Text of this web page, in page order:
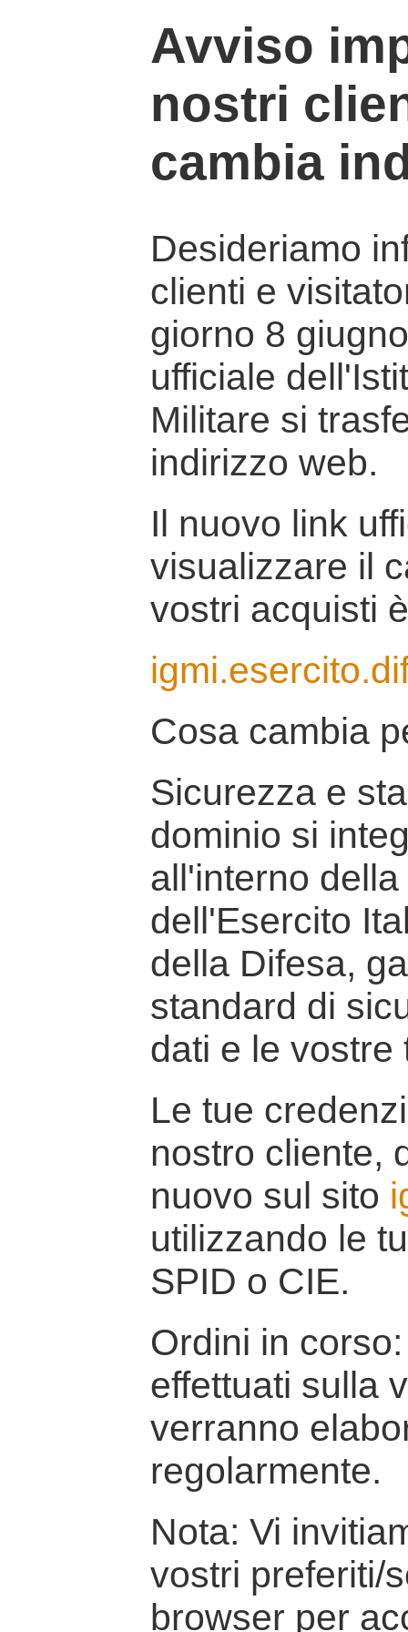
Avviso
nostri
cambia
Desideriamo
clienti e
giorno 8
ufficiale
Militare si
indirizzo web.
Il nuovo link
visualizzare il
vostri acquisti
Cosa cambia
Sicurezza e
dominio si
all'interno
dell'Esercito
della Difesa,
standard di
dati e le vostre
Le tue
nostro cliente,
nuovo sul sito
utilizzando le
SPID o CIE.
Ordini in
effettuati sulla
verranno
regolarmente.
Nota: Vi
vostri preferiti/
browser per